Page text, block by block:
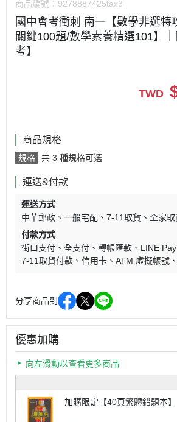
商品編號： 9278887425tax3
國中會考衝刺 南一【數學非選特
關鍵100題/數學素養精選101】
考】
TWD
商品規格
規格 共 3 種規格可選
運送&付款
運送方式
中華郵政
一般宅配 7-11取貨
全家取
付款方式
街口支付
全支付 轉帳匯款 LINE Pay
7-11取貨付款
信用卡 ATM 虛擬帳號
分享商品到
優惠加購
向左滑動以查看更多商品
加購限定【40頁繁體錯題本】